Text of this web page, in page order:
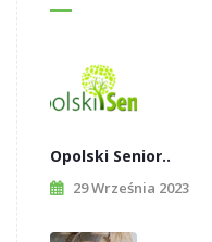
Opolski Senior..
29 Września 2023